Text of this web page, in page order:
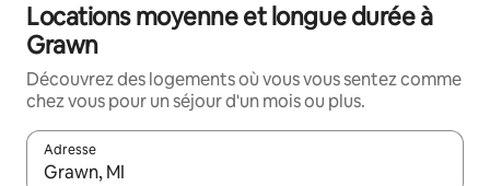
Locations moyenne et longue durée à
Grawn
Découvrez des logements où vous vous sentez comme
chez vous pour un séjour d'un mois ou plus.
Adresse
Lorsque les résultats s'affichent, utilisez les flèches vers le